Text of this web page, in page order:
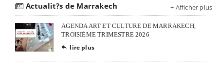
Actualit?s de Marrakech + Afficher plus
AGENDA ART ET CULTURE DE MARRAKECH,
TROISIÈME TRIMESTRE 2026
 lire plus